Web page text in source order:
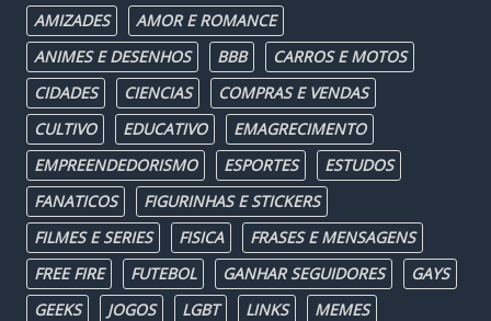
AMIZADES
AMOR E ROMANCE
ANIMES E DESENHOS
BBB
CARROS E MOTOS
CIDADES
CIENCIAS
COMPRAS E VENDAS
CULTIVO
EDUCATIVO
EMAGRECIMENTO
EMPREENDEDORISMO
ESPORTES
ESTUDOS
FANATICOS
FIGURINHAS E STICKERS
FILMES E SERIES
FISICA
FRASES E MENSAGENS
FREE FIRE
FUTEBOL GANHAR SEGUIDORES
GAYS
GEEKS
JOGOS LGBT LINKS
MEMES